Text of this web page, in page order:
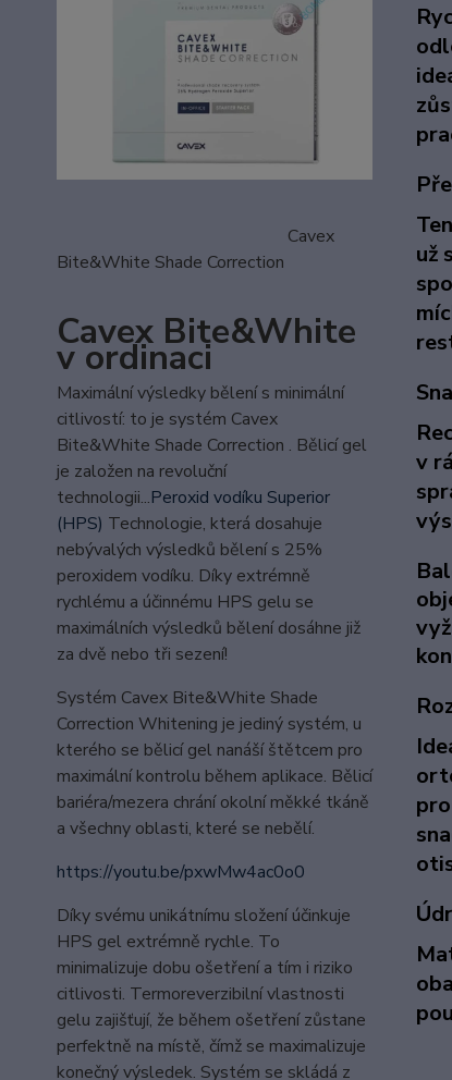
Cavex
Bite&White Shade Correction
Cavex Bite&White
v ordinaci
Maximální výsledky bělení s minimální
citlivostí: to je systém Cavex
Bite&White Shade Correction . Bělicí gel
je založen na revoluční
technologii...Peroxid vodíku Superior
(HPS) Technologie, která dosahuje
nebývalých výsledků bělení s 25%
peroxidem vodíku. Díky extrémně
rychlému a účinnému HPS gelu se
maximálních výsledků bělení dosáhne již
za dvě nebo tři sezení!
Systém Cavex Bite&White Shade
Correction Whitening je jediný systém, u
kterého se bělicí gel nanáší štětcem pro
maximální kontrolu během aplikace. Bělicí
bariéra/mezera chrání okolní měkké tkáně
a všechny oblasti, které se nebělí.
https://youtu.be/pxwMw4ac0o0
Díky svému unikátnímu složení účinkuje
HPS gel extrémně rychle. To
minimalizuje dobu ošetření a tím i riziko
citlivosti. Termoreverzibilní vlastnosti
gelu zajišťují, že během ošetření zůstane
perfektně na místě, čímž se maximalizuje
konečný výsledek. Systém se skládá z
už
v
B